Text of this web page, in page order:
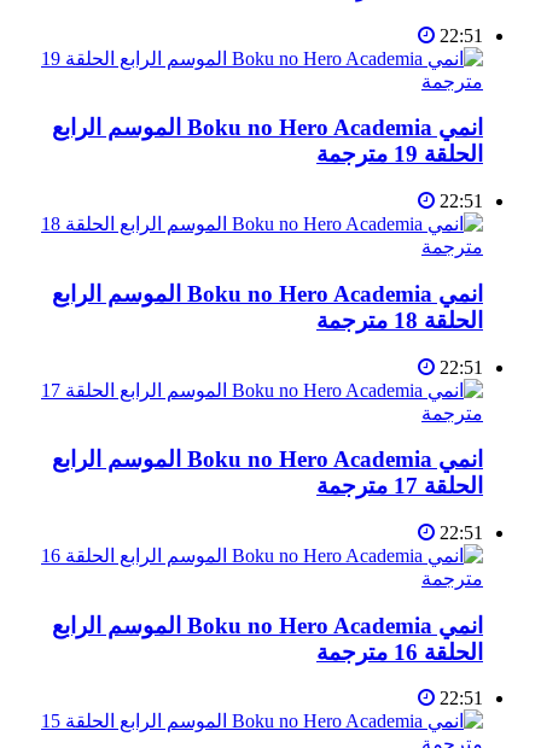
22:51
انمي Boku no Hero Academia الموسم الرابع
الحلقة 19 مترجمة
22:51
انمي Boku no Hero Academia الموسم الرابع
الحلقة 18 مترجمة
22:51
انمي Boku no Hero Academia الموسم الرابع
الحلقة 17 مترجمة
22:51
انمي Boku no Hero Academia الموسم الرابع
الحلقة 16 مترجمة
22:51